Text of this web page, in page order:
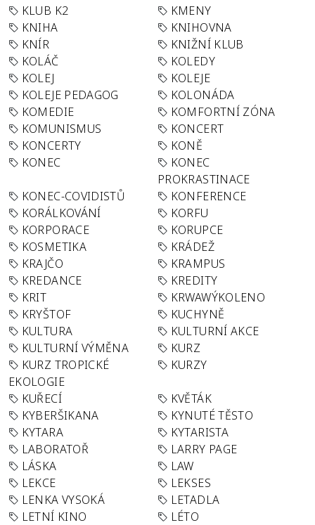
KLUB K2
KMENY
KNIHA
KNIHOVNA
KNÍR
KNIŽNÍ KLUB
KOLÁČ
KOLEDY
KOLEJ
KOLEJE
KOLEJE PEDAGOG
KOLONÁDA
KOMEDIE
KOMFORTNÍ ZÓNA
KOMUNISMUS
KONCERT
KONCERTY
KONĚ
KONEC
KONEC
PROKRASTINACE
KONEC-COVIDISTŮ
KONFERENCE
KORÁLKOVÁNÍ
KORFU
KORPORACE
KORUPCE
KOSMETIKA
KRÁDEŽ
KRAJČO
KRAMPUS
KREDANCE
KREDITY
KRIT
KRWAWÝKOLENO
KRYŠTOF
KUCHYNĚ
KULTURA
KULTURNÍ AKCE
KULTURNÍ VÝMĚNA
KURZ
KURZ TROPICKÉ
EKOLOGIE
KURZY
KUŘECÍ
KVĚTÁK
KYBERŠIKANA
KYNUTÉ TĚSTO
KYTARA
KYTARISTA
LABORATOŘ
LARRY PAGE
LÁSKA
LAW
LEKCE
LEKSES
LENKA VYSOKÁ
LETADLA
LETNÍ KINO
LÉTO